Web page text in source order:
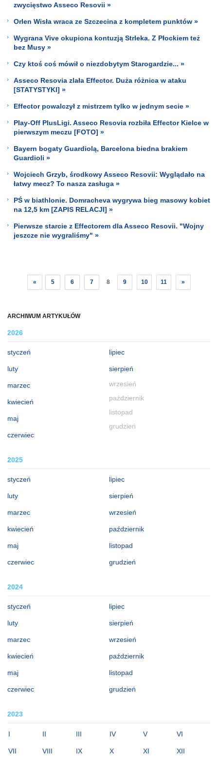
ARCHIWUM ARTYKUŁÓW
2026
styczeń
luty
marzec
kwiecień
maj
czerwiec
lipiec
sierpień
wrzesień
październik
listopad
grudzień
2025
styczeń
luty
marzec
kwiecień
maj
czerwiec
lipiec
sierpień
wrzesień
październik
listopad
grudzień
2024
styczeń
luty
marzec
kwiecień
maj
czerwiec
lipiec
sierpień
wrzesień
październik
listopad
grudzień
2023
I II III IV V VI
VII VIII IX X XI XII
zwycięstwo Asseco Resovii »
Orlen Wisła wraca ze Szczecina z kompletem punktów »
Wygrana Vive okupiona kontuzją Strleka. Z Płockiem też
bez Musy »
Czy ktoś coś mówił o niezdobytym Starogardzie... »
Asseco Resovia zlała Effector. Duża różnica w ataku
[STATYSTYKI] »
Effector powalczył z mistrzem tylko w jednym secie »
Play-Off PlusLigi. Asseco Resovia rozbiła Effector Kielce w
pierwszym meczu [FOTO] »
Bayern bogaty Guardiolą, Barcelona biedna brakiem
Guardioli »
Wojciech Grzyb, środkowy Asseco Resovii: Wyglądało na
łatwy mecz? To nasza zasługa »
PŚ w biathlonie. Domracheva wygrywa bieg masowy kobiet
na 12,5 km [ZAPIS RELACJI] »
Pierwsze starcie z Effectorem dla Asseco Resovii. "Wojny
jeszcze nie wygraliśmy" »
« 5 6 7 8 9 10 11 »